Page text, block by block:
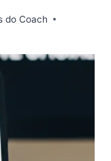
do Coach